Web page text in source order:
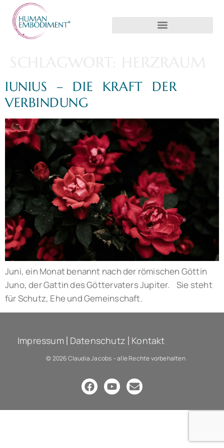
IUNIUS – DIE KRAFT DER
VERBINDUNG
Juni, ein Monat benannt nach der römischen Göttin
Juno, der Gattin des Göttervaters Jupiter. Sie steht
für Schutz, Ehe und Gemeinschaft.
Impressum Datenschutz Kontakt
© 2026 Claudia Jacobs – alle Rechte vorbehalten